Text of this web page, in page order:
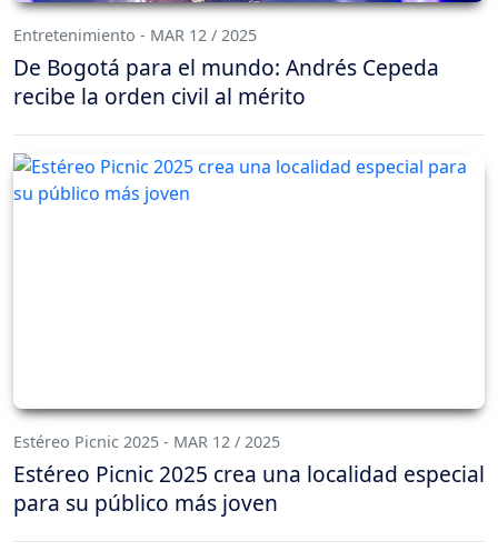
Entretenimiento - MAR 12 / 2025
De Bogotá para el mundo: Andrés Cepeda
recibe la orden civil al mérito
Estéreo Picnic 2025 - MAR 12 / 2025
Estéreo Picnic 2025 crea una localidad especial
para su público más joven